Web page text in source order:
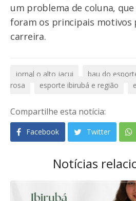
um problema de coluna,
foram os principais motivos
carreira.
jornal o alto jacui bau do
rosa
esporte ibirubá e região
Compartilhe esta notícia:
Facebook Twitter
Notícias